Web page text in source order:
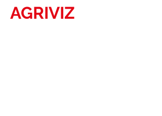
AGRIVIZ